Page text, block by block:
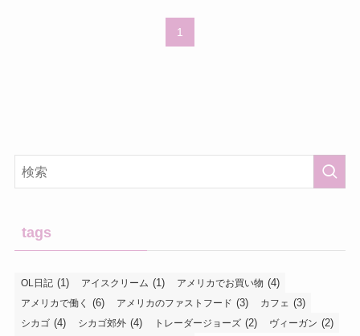
1
tags
OL日記 (1) アイスクリーム (1) アメリカでお買い物 (4)
アメリカで働く (6) アメリカのファストフード (3) カフェ (3)
シカゴ (4) シカゴ郊外 (4) トレーダージョーズ (2) ヴィーガン (2)